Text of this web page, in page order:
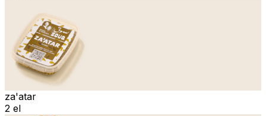
za'atar
2 el